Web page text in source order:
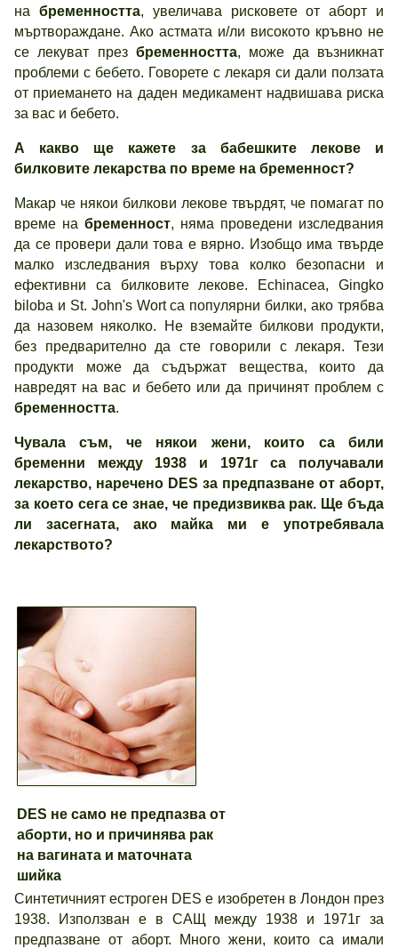
на бременността, увеличава рисковете от аборт и
мъртвораждане. Ако астмата и/ли високото кръвно не
се лекуват през бременността, може да възникнат
проблеми с бебето. Говорете с лекаря си дали ползата
от приемането на даден медикамент надвишава риска
за вас и бебето.
А какво ще кажете за бабешките лекове и
билковите лекарства по време на бременност?
Макар че някои билкови лекове твърдят, че помагат по
време на бременност, няма проведени изследвания
да се провери дали това е вярно. Изобщо има твърде
малко изследвания върху това колко безопасни и
ефективни са билковите лекове. Echinacea, Gingko
biloba и St. John's Wort са популярни билки, ако трябва
да назовем няколко. Не вземайте билкови продукти,
без предварително да сте говорили с лекаря. Тези
продукти може да съдържат вещества, които да
навредят на вас и бебето или да причинят проблем с
бременността.
Чувала съм, че някои жени, които са били
бременни между 1938 и 1971г са получавали
лекарство, наречено DES за предпазване от аборт,
за което сега се знае, че предизвиква рак. Ще бъда
ли засегната, ако майка ми е употребявала
лекарството?
DES не само не предпазва от
аборти, но и причинява рак
на вагината и маточната
шийка
Синтетичният естроген DES е изобретен в Лондон през
1938. Използван е в САЩ между 1938 и 1971г за
предпазване от аборт. Много жени, които са имали